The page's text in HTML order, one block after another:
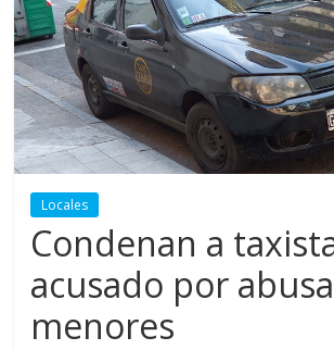
Locales
Condenan a
acusado por
menores